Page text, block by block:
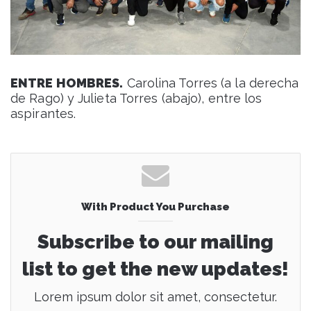
ENTRE HOMBRES. Carolina Torres (a la derecha
de Rago) y Julieta Torres (abajo), entre los
aspirantes.
With Product You Purchase
Subscribe to our mailing
list to get the new updates!
Lorem ipsum dolor sit amet, consectetur.